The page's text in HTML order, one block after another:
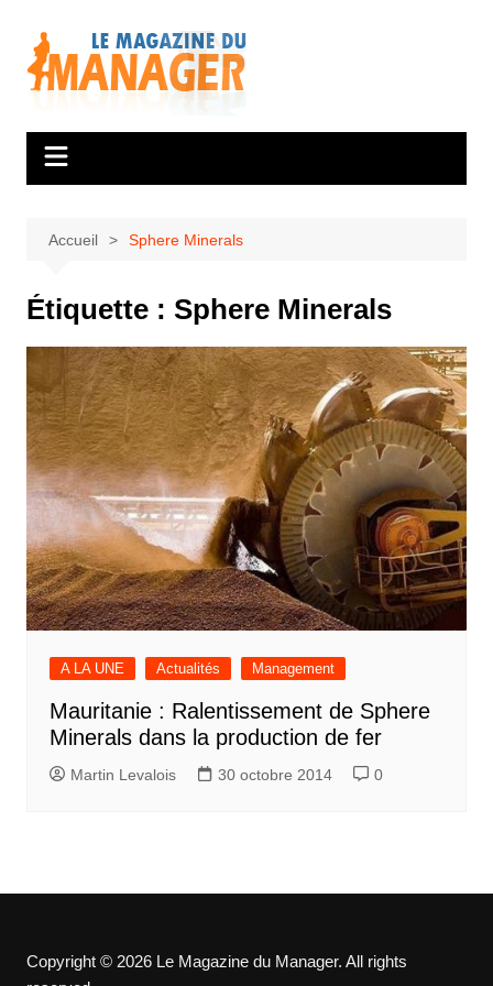
contenu
Accueil Sphere Minerals
Étiquette : Sphere Minerals
A LA UNE Actualités Management
Mauritanie : Ralentissement de Sphere
Minerals dans la production de fer
Martin Levalois 30 octobre 2014 0
Copyright © 2026 Le Magazine du Manager. All rights